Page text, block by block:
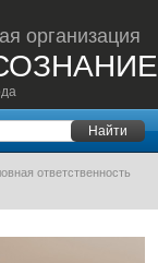
организация
Найти
ответственность